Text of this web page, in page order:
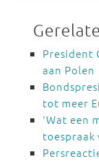
President
aan Polen
tot meer
'Wat een
toespraak